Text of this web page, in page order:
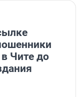
Чите до